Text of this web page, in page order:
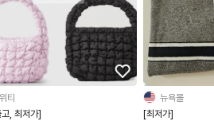
티
, 최저가]
뉴욕몰
[최저가]